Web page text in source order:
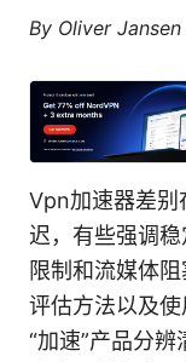
By Oliver Jansen
Vpn加速器差别
迟，有些强调
限制和流媒体
评估方法以及
“加速”产品分